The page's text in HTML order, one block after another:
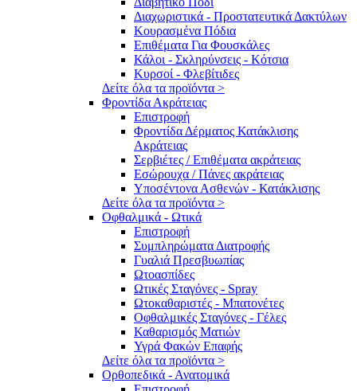
Διαχωριστικά - Προστατευτικά Δακτύλων
Κουρασμένα Πόδια
Επιθέματα Για Φουσκάλες
Κάλοι - Σκληρύνσεις - Κότσια
Κυρσοί - Φλεβίτιδες
Δείτε όλα τα προϊόντα >
Φροντίδα Ακράτειας
Επιστροφή
Φροντίδα Δέρματος Κατάκλισης
Ακράτειας
Σερβιέτες / Επιθέματα ακράτειας
Εσώρουχα / Πάνες ακράτειας
Υποσέντονα Ασθενών - Κατάκλισης
Δείτε όλα τα προϊόντα >
Οφθαλμικά - Ωτικά
Επιστροφή
Συμπληρώματα Διατροφής
Γυαλιά Πρεσβυωπίας
Ωτοασπίδες
Ωτικές Σταγόνες - Spray
Ωτοκαθαριστές - Μπατονέτες
Οφθαλμικές Σταγόνες - Γέλες
Καθαρισμός Ματιών
Υγρά Φακών Επαφής
Δείτε όλα τα προϊόντα >
Ορθοπεδικά - Ανατομικά